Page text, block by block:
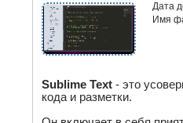
Дата
Имя
Sublime Text - это
кода и разметки.